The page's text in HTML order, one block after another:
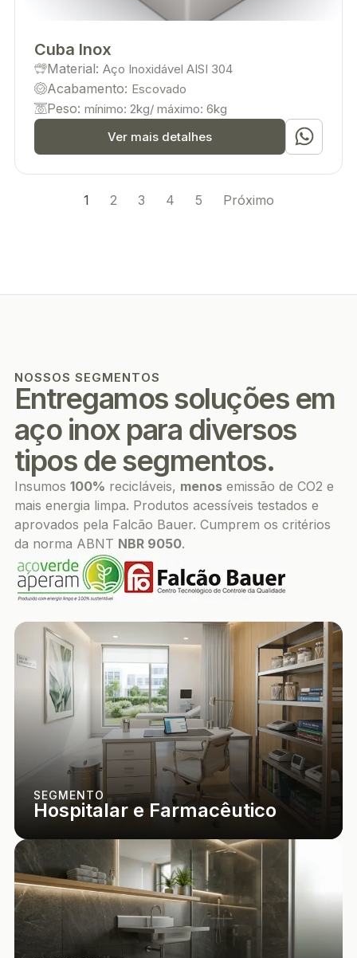
Cuba Inox
Material: Aço Inoxidável AISI 304
Acabamento: Escovado
Peso: mínimo: 2kg/ máximo: 6kg
Ver mais detalhes
1 2 3 4 5 Próximo
NOSSOS SEGMENTOS
Entregamos soluções em
aço inox para diversos
tipos de segmentos.
Insumos 100% recicláveis, menosemissão de CO2 e
mais energia limpa. Produtos acessíveis testados e
aprovados pela Falcão Bauer. Cumprem os critérios
da norma ABNT NBR 9050.
SEGMENTO
Hospitalar e Farmacêutico